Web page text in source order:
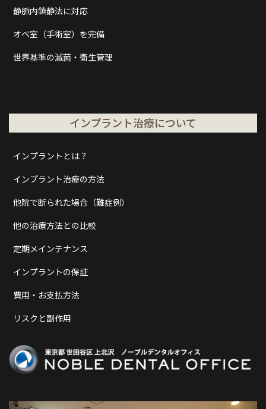
静脈内鎮静法に対応
オペ室（手術室）を完備
世界基準の滅菌・衛生管理
インプラント治療について
インプラントとは？
インプラント治療の方法
他院で断られた場合（難症例）
他の治療方法との比較
定期メインテナンス
インプラントの保証
費用・お支払方法
リスクと副作用